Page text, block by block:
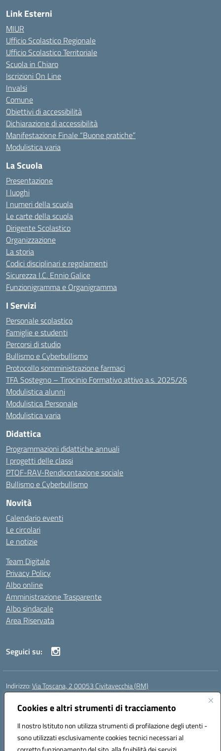
Cookies e altri strumenti di tracciamento
Il nostro Istituto non utilizza strumenti di profilazione degli utenti -
sono utilizzati esclusivamente cookies tecnici necessari al
Link Esterni
MIUR
Ufficio Scolastico Regionale
Ufficio Scolastico Territoriale
Scuola in Chiaro
Iscrizioni On Line
Invalsi
Comune
Obiettivi di accessibilità
Dichiarazione di accessibilità
Manifestazione Finale “Buone pratiche”
Modulistica varia
La Scuola
Presentazione
I luoghi
I numeri della scuola
Le carte della scuola
Dirigente Scolastico
Organizzazione
La storia
Codici disciplinari e regolamenti
Sicurezza I.C. Ennio Galice
Funzionigramma e Organigramma
I Servizi
Personale scolastico
Famiglie e studenti
Percorsi di studio
Bullismo e Cyberbullismo
Protocollo somministrazione farmaci
TFA Sostegno – Tirocinio Formativo attivo a.s. 2025/26
Modulistica alunni
Modulistica Personale
Modulistica varia
Didattica
Programmazioni didattiche annuali
I progetti delle classi
PTOF-RAV-Rendicontazione sociale
Bullismo e Cyberbullismo
Novità
Calendario eventi
Le circolari
Le notizie
Team Digitale
Privacy Policy
Albo online
Amministrazione Trasparente
Albo sindacale
Area Riservata
Seguici su:
Indirizzo:Via Toscana, 2 00053 Civitavecchia (RM)
Centralino:
Posta elettronica certificata (PEC):rmic8b900g@pec.istruzione.it
Codice fiscale: 91038380589
Codice meccanografico:RMIC8B900G
Codice Indice delle Pubbliche Amministrazioni (IPA): istsc_rmic8b900g